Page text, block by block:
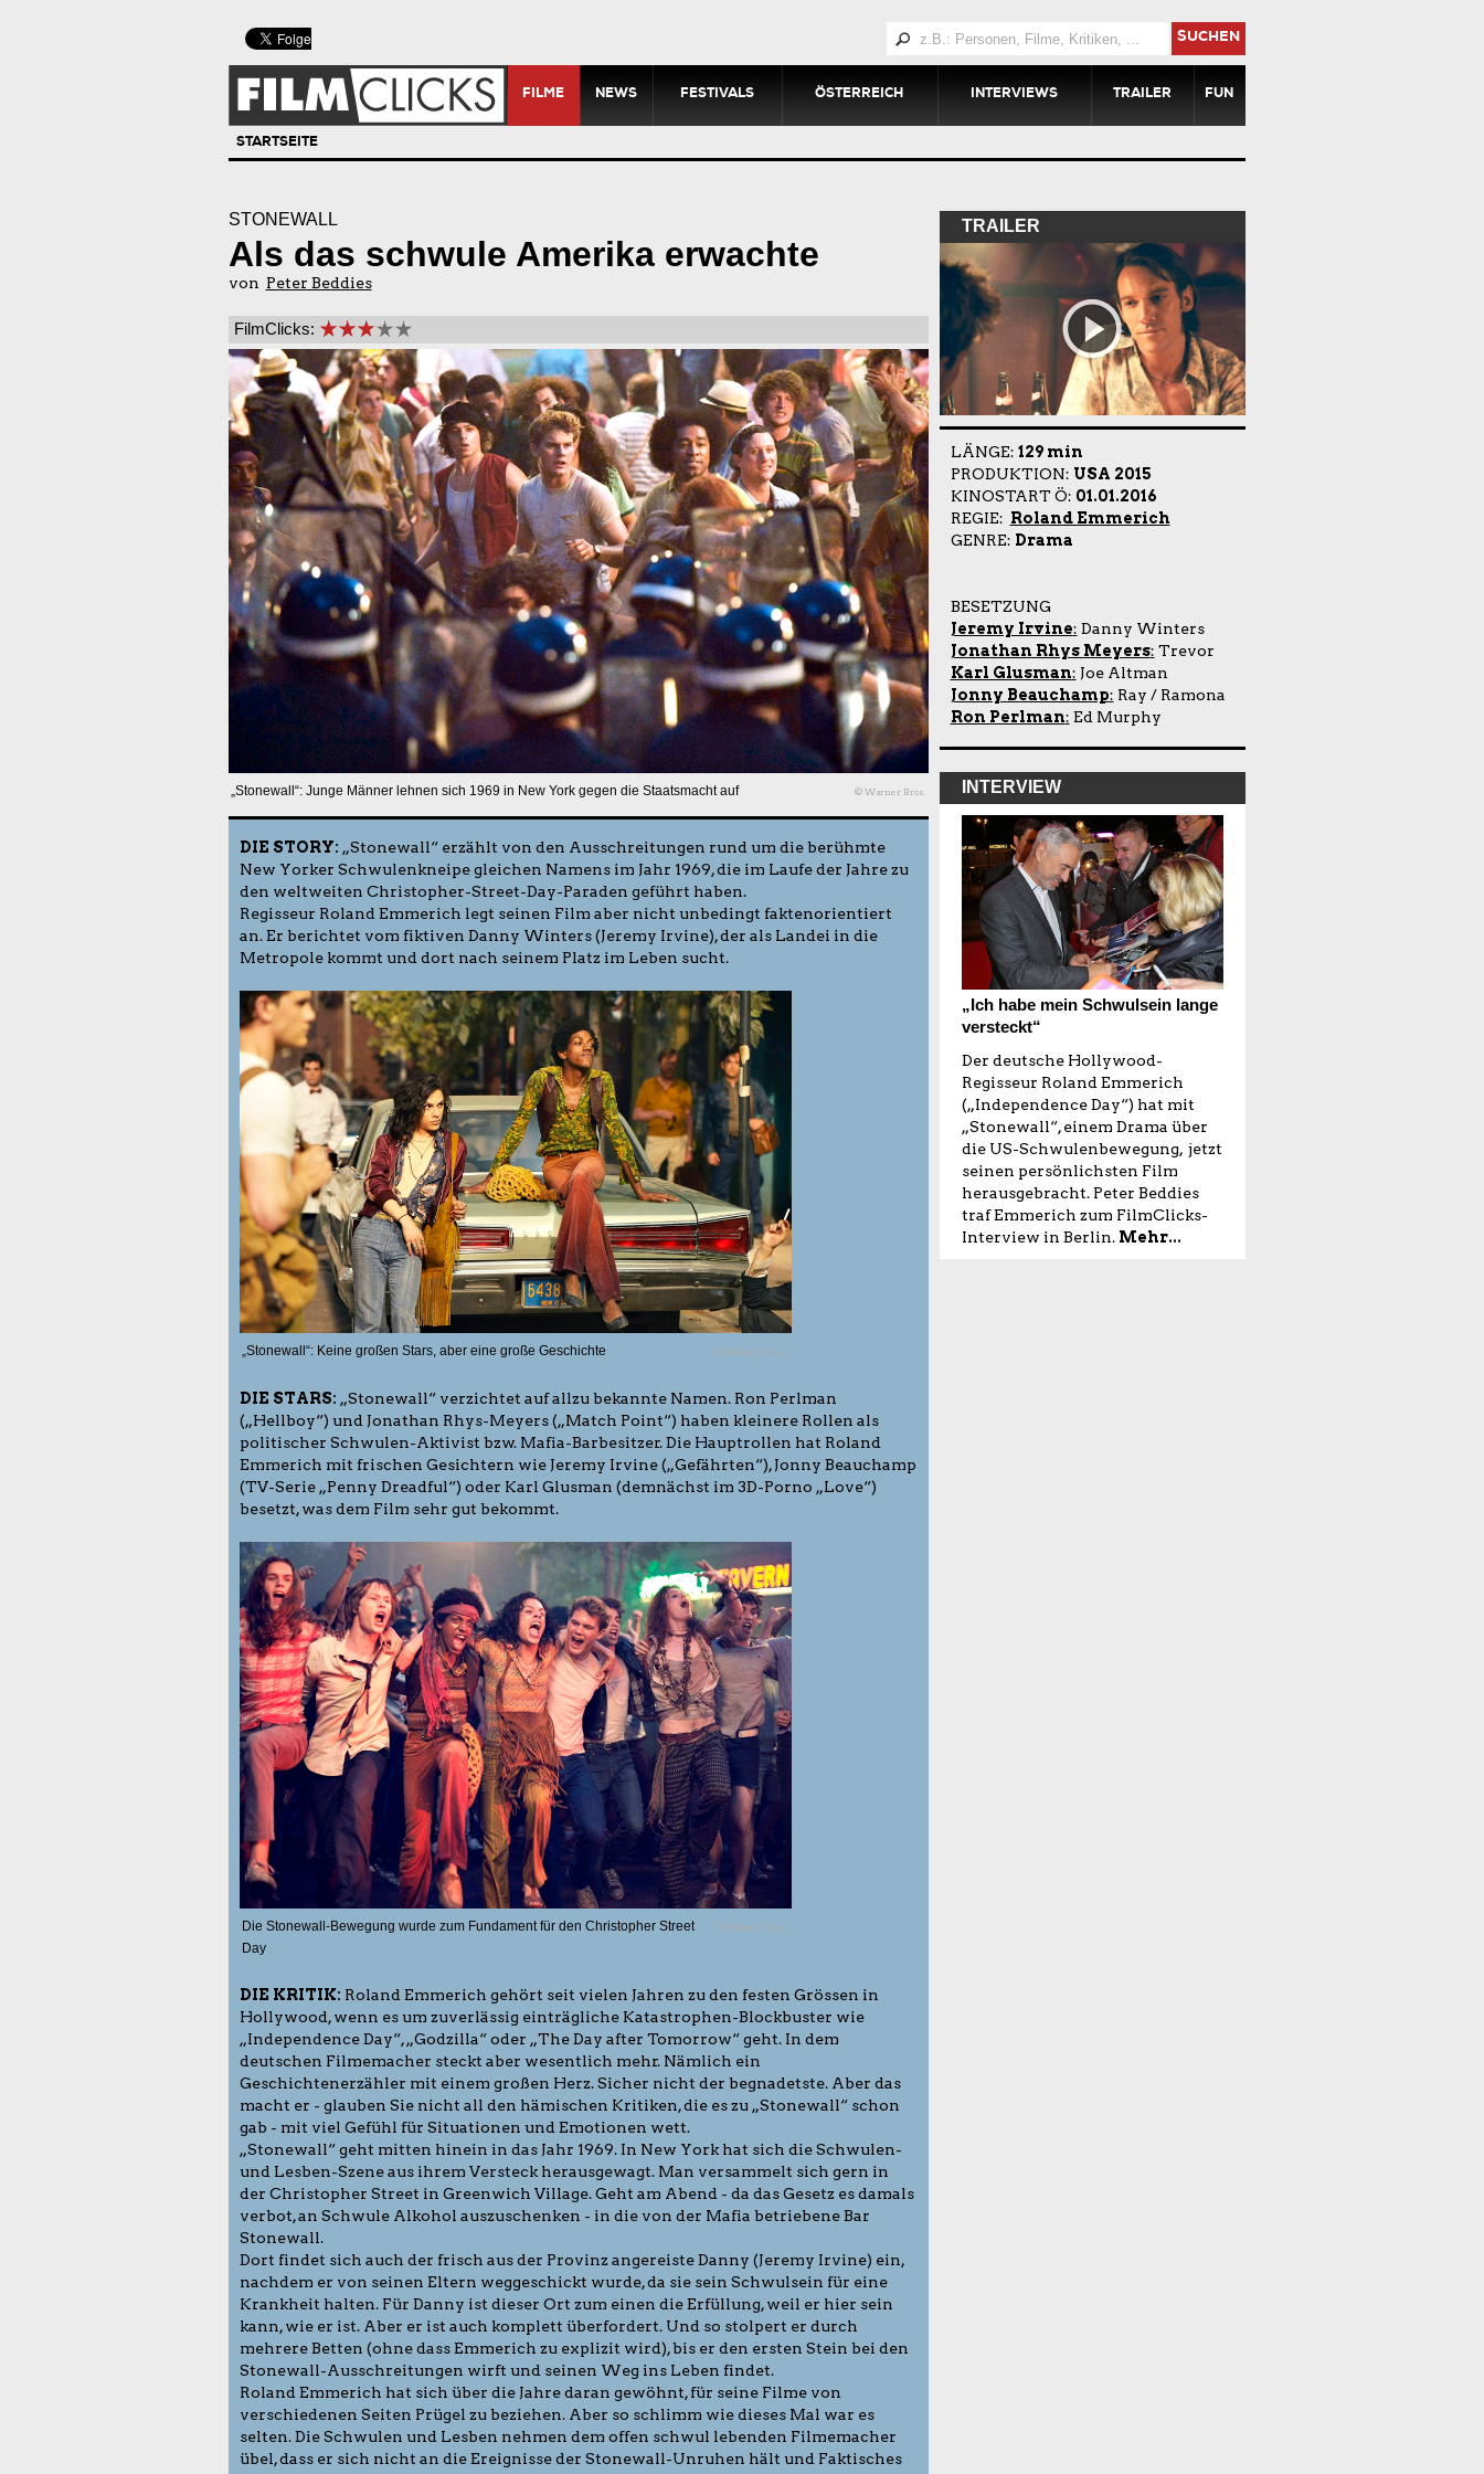
SUCHEN
FILME NEWS FESTIVALS ÖSTERREICH INTERVIEWS TRAILER FUN
STARTSEITE
STONEWALL
Als das schwule Amerika erwachte
von Peter Beddies
FilmClicks:
„Stonewall“: Junge Männer lehnen sich 1969 in New York gegen die Staatsmacht auf © Warner Bros.
DIE STORY: „Stonewall“ erzählt von den Ausschreitungen rund um die berühmte
New Yorker Schwulenkneipe gleichen Namens im Jahr 1969, die im Laufe der Jahre zu
den weltweiten Christopher-Street-Day-Paraden geführt haben.
Regisseur Roland Emmerich legt seinen Film aber nicht unbedingt faktenorientiert
an. Er berichtet vom fiktiven Danny Winters (Jeremy Irvine), der als Landei in die
Metropole kommt und dort nach seinem Platz im Leben sucht.
„Stonewall“: Keine großen Stars, aber eine große Geschichte © Warner Bros.
DIE STARS: „Stonewall“ verzichtet auf allzu bekannte Namen. Ron Perlman
(„Hellboy“) und Jonathan Rhys-Meyers („Match Point“) haben kleinere Rollen als
politischer Schwulen-Aktivist bzw. Mafia-Barbesitzer. Die Hauptrollen hat Roland
Emmerich mit frischen Gesichtern wie Jeremy Irvine („Gefährten“), Jonny Beauchamp
(TV-Serie „Penny Dreadful“) oder Karl Glusman (demnächst im 3D-Porno „Love“)
besetzt, was dem Film sehr gut bekommt.
Die Stonewall-Bewegung wurde zum Fundament für den Christopher Street
Day
© Warner Bros.
DIE KRITIK: Roland Emmerich gehört seit vielen Jahren zu den festen Grössen in
Hollywood, wenn es um zuverlässig einträgliche Katastrophen-Blockbuster wie
„Independence Day“, „Godzilla“ oder „The Day after Tomorrow“ geht. In dem
deutschen Filmemacher steckt aber wesentlich mehr. Nämlich ein
Geschichtenerzähler mit einem großen Herz. Sicher nicht der begnadetste. Aber das
macht er - glauben Sie nicht all den hämischen Kritiken, die es zu „Stonewall“ schon
gab - mit viel Gefühl für Situationen und Emotionen wett.
„Stonewall“ geht mitten hinein in das Jahr 1969. In New York hat sich die Schwulen-
und Lesben-Szene aus ihrem Versteck herausgewagt. Man versammelt sich gern in
der Christopher Street in Greenwich Village. Geht am Abend - da das Gesetz es damals
verbot, an Schwule Alkohol auszuschenken - in die von der Mafia betriebene Bar
Stonewall.
Dort findet sich auch der frisch aus der Provinz angereiste Danny (Jeremy Irvine) ein,
nachdem er von seinen Eltern weggeschickt wurde, da sie sein Schwulsein für eine
Krankheit halten. Für Danny ist dieser Ort zum einen die Erfüllung, weil er hier sein
kann, wie er ist. Aber er ist auch komplett überfordert. Und so stolpert er durch
mehrere Betten (ohne dass Emmerich zu explizit wird), bis er den ersten Stein bei den
Stonewall-Ausschreitungen wirft und seinen Weg ins Leben findet.
Roland Emmerich hat sich über die Jahre daran gewöhnt, für seine Filme von
verschiedenen Seiten Prügel zu beziehen. Aber so schlimm wie dieses Mal war es
selten. Die Schwulen und Lesben nehmen dem offen schwul lebenden Filmemacher
übel, dass er sich nicht an die Ereignisse der Stonewall-Unruhen hält und Faktisches
TRAILER
LÄNGE: 129 min
PRODUKTION: USA 2015
KINOSTART Ö: 01.01.2016
REGIE: Roland Emmerich
GENRE: Drama
BESETZUNG
Jeremy Irvine: Danny Winters
Jonathan Rhys Meyers: Trevor
Karl Glusman: Joe Altman
Jonny Beauchamp: Ray / Ramona
Ron Perlman: Ed Murphy
INTERVIEW
„Ich habe mein Schwulsein lange
versteckt“
Der deutsche Hollywood-
Regisseur Roland Emmerich
(„Independence Day“) hat mit
„Stonewall“, einem Drama über
die US-Schwulenbewegung, jetzt
seinen persönlichsten Film
herausgebracht. Peter Beddies
traf Emmerich zum FilmClicks-
Interview in Berlin. Mehr...